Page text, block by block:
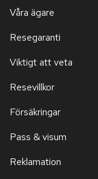
Våra ägare
Resegaranti
Viktigt att veta
Resevillkor
Försäkringar
Pass & visum
Reklamation